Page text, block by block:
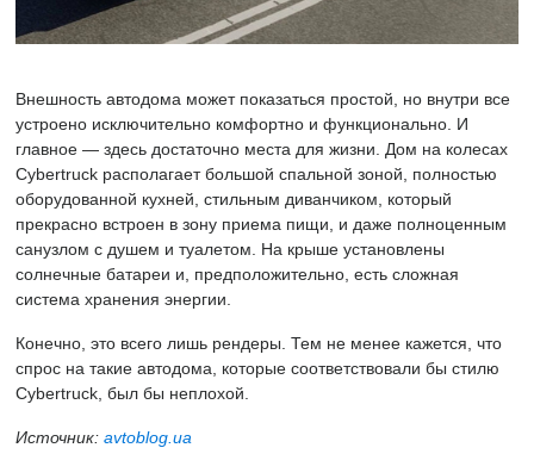
Внешность автодома может показаться простой, но внутри все
устроено исключительно комфортно и функционально. И
главное — здесь достаточно места для жизни. Дом на колесах
Cybertruck располагает большой спальной зоной, полностью
оборудованной кухней, стильным диванчиком, который
прекрасно встроен в зону приема пищи, и даже полноценным
санузлом с душем и туалетом. На крыше установлены
солнечные батареи и, предположительно, есть сложная
система хранения энергии.
Конечно, это всего лишь рендеры. Тем не менее кажется, что
спрос на такие автодома, которые соответствовали бы стилю
Cybertruck, был бы неплохой.
Источник: avtoblog.ua